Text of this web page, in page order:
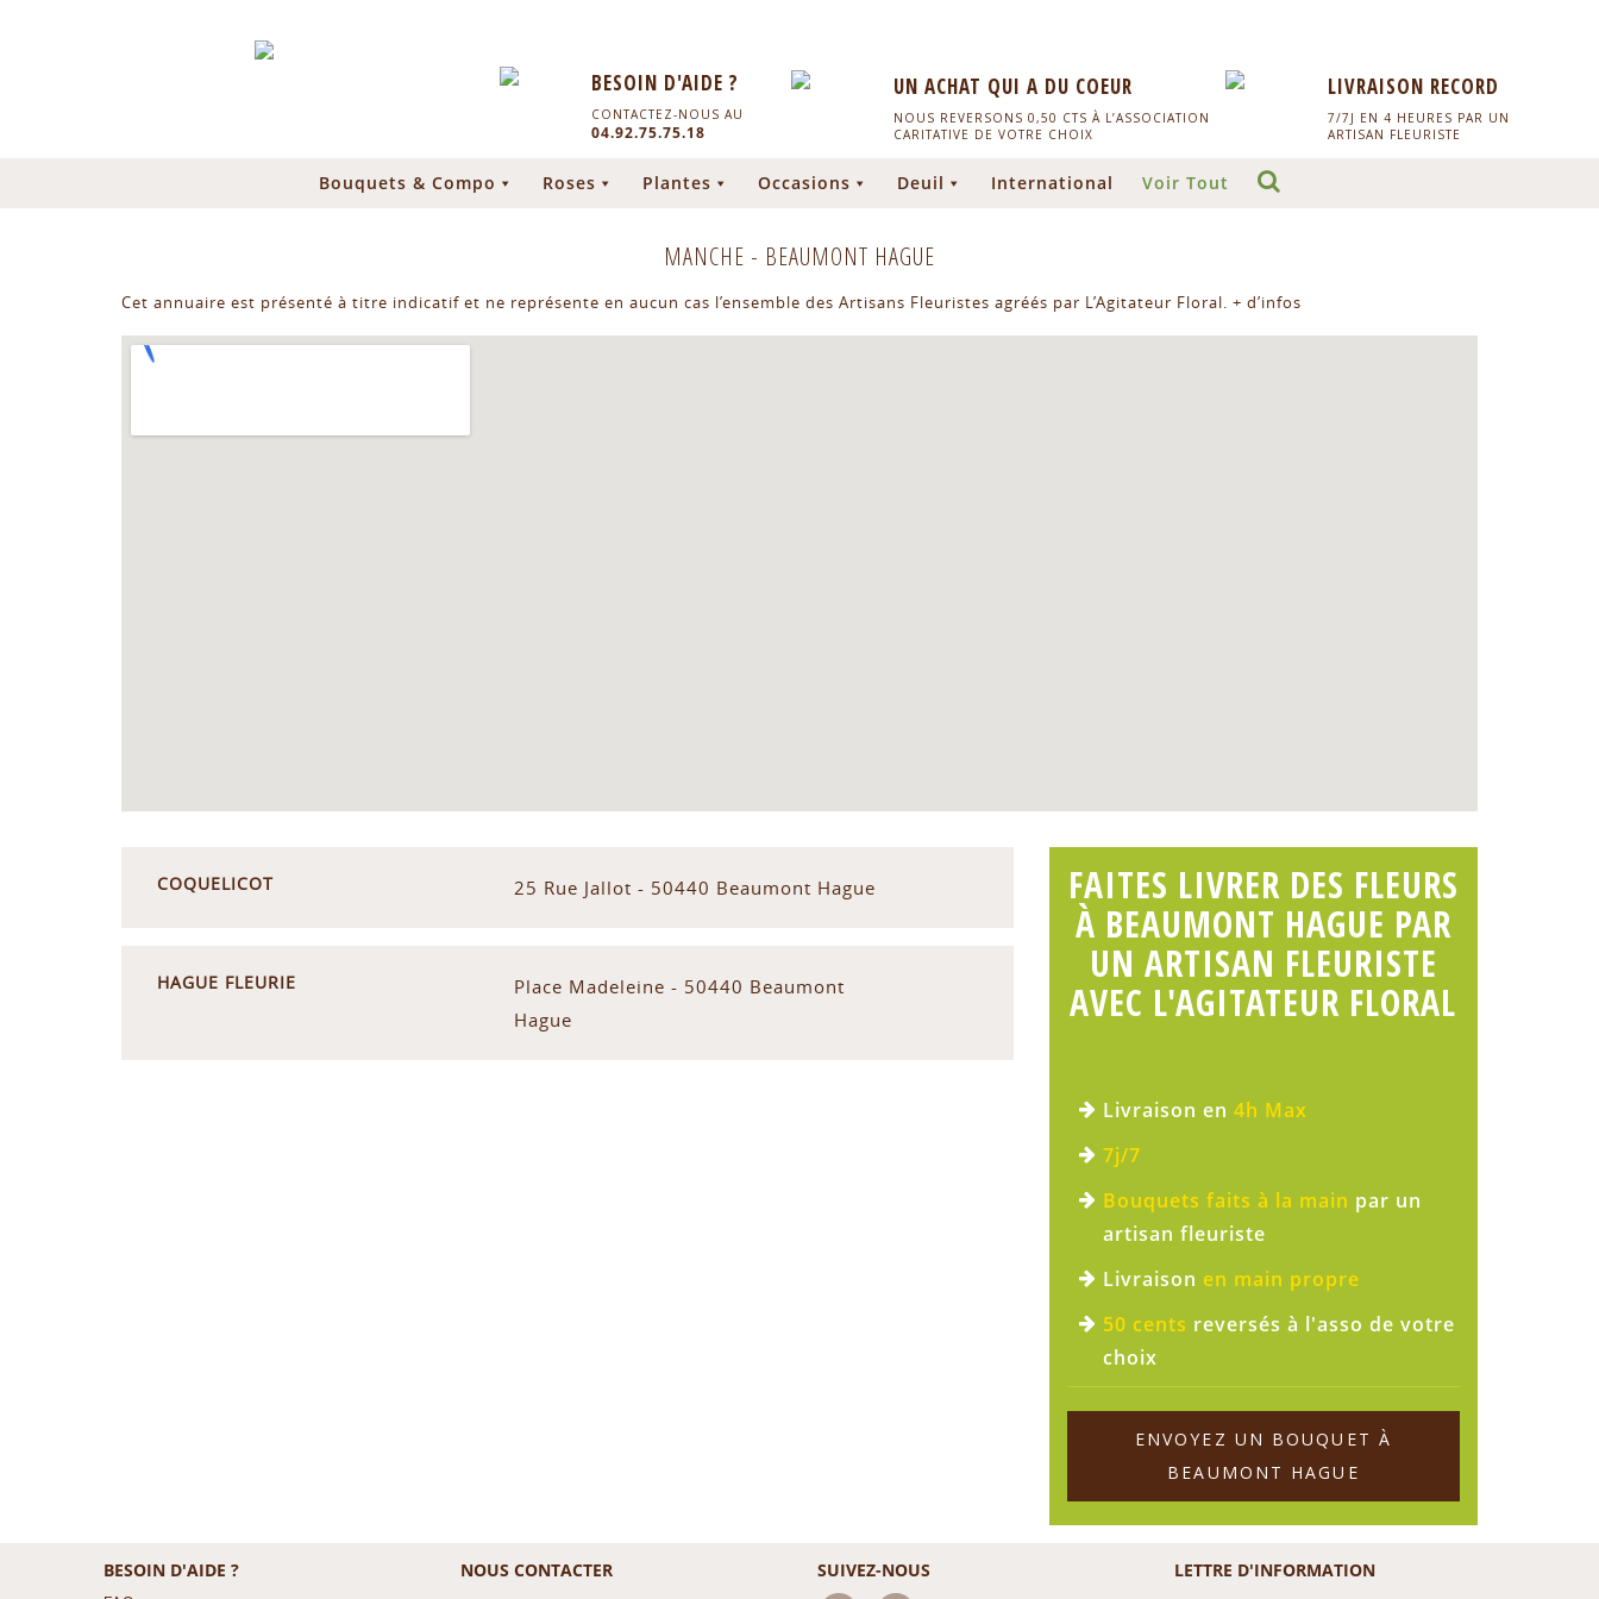
BESOIN D'AIDE ?
CONTACTEZ-NOUS AU
04.92.75.75.18
UN ACHAT QUI A DU COEUR
NOUS REVERSONS 0,50 CTS À L’ASSOCIATION
CARITATIVE DE VOTRE CHOIX
LIVRAISON RECORD
7/7J EN 4 HEURES PAR UN
ARTISAN FLEURISTE
Bouquets & Compo Roses Plantes Occasions Deuil International Voir Tout
MANCHE - BEAUMONT HAGUE
Cet annuaire est présenté à titre indicatif et ne représente en aucun cas l’ensemble des Artisans Fleuristes agréés par L’Agitateur Floral. + d’infos
COQUELICOT 25 Rue Jallot - 50440 Beaumont Hague
HAGUE FLEURIE
Place Madeleine - 50440 Beaumont
Hague
FAITES LIVRER DES FLEURS
À BEAUMONT HAGUE PAR
UN ARTISAN FLEURISTE
AVEC L'AGITATEUR FLORAL
Livraison en 4h Max
7j/7
Bouquets faits à la main par un
artisan fleuriste
Livraison en main propre
50 cents reversés à l'asso de votre
choix
ENVOYEZ UN BOUQUET À
BEAUMONT HAGUE
BESOIN D'AIDE ? NOUS CONTACTER SUIVEZ-NOUS LETTRE D'INFORMATION